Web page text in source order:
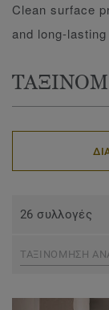
Clean surface
and long-
26 συλλογές
ΤΑΞΙΝΟΜΗΣΗ